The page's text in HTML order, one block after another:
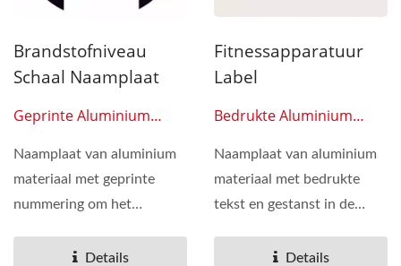
Brandstofniveau
Schaal Naamplaat
Geprinte Aluminium
Naamplaat van aluminium
materiaal met geprinte
nummering om het
Details
Fitnessapparatuur
Label
Bedrukte Aluminium
Naamplaat van aluminium
materiaal met bedrukte
tekst en gestanst in de
Details